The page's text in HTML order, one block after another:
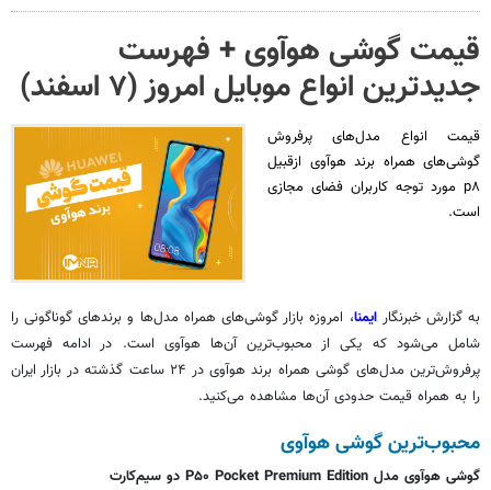
قیمت گوشی هوآوی + فهرست
جدیدترین انواع موبایل امروز (۷ اسفند)
قیمت انواع مدل‌های پرفروش
گوشی‌های همراه برند هوآوی ازقبیل
p۸ مورد توجه کاربران فضای مجازی
است.
به گزارش خبرنگار ایمنا، امروزه بازار گوشی‌های همراه مدل‌ها و برندهای گوناگونی را
شامل می‌شود که یکی از محبوب‌ترین آن‌ها هوآوی است. در ادامه فهرست
پرفروش‌ترین مدل‌های گوشی همراه برندهوآوی
در ۲۴ ساعت گذشته در بازار ایران
را به همراه قیمت حدودی آن‌ها مشاهده می‌کنید.
محبوب‌ترین گوشی هوآوی
گوشی هوآوی مدل P۵۰ Pocket Premium Edition دو سیم‌کارت